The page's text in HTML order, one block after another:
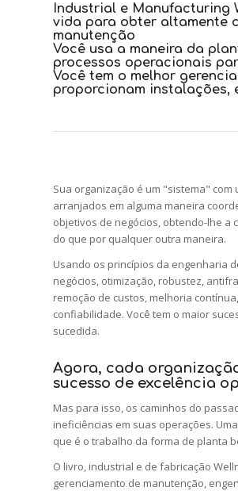
Industrial e Manufacturing
vida para obter altamente
manutenção
Você usa a maneira da
processos operacionais
Você tem o melhor
proporcionam instalações,
Sua organização é um "sistema"
arranjados em alguma maneira
objetivos de negócios, obtendo-lhe a
do que por qualquer outra maneira.
Usando os princípios da engenharia
negócios, otimização, robustez,
remoção de custos, melhoria
confiabilidade. Você tem o maior
sucedida.
Agora, cada
sucesso de excelência
Mas para isso, os caminhos do
ineficiências em suas operações.
que é o trabalho da forma de planta
O livro, industrial e de fabricação
gerenciamento de manutenção,